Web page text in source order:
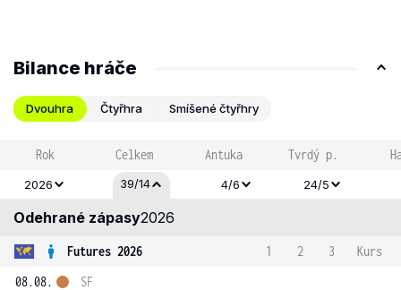
Bilance hráče
Dvouhra Čtyřhra Smíšené čtyřhry
Rok Celkem Antuka Tvrdý p.
2026 39/14 4/6 24/5
Odehrané zápasy2026
Futures 2026 1 2 3
Kurs
08.08.
SF